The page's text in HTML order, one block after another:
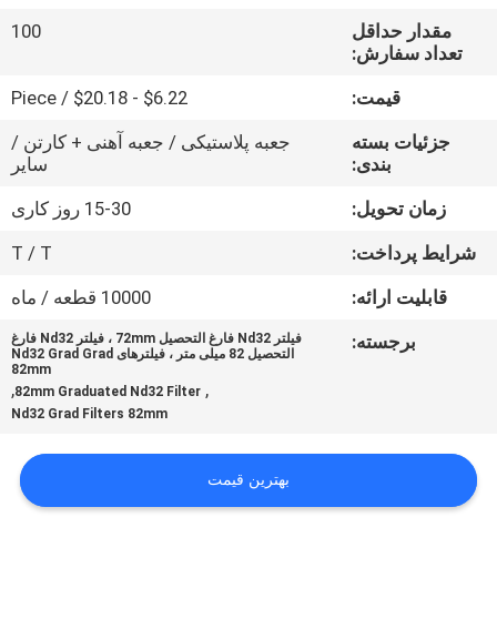
کنترل
نقل
قول
مقدار حداقل
تعداد سفارش:
100
قیمت:
$6.22 - $20.18 / Piece
جزئیات بسته
بندی:
جعبه پلاستیکی / جعبه آهنی + کارتن /
سایر
زمان تحویل:
15-30 روز کاری
شرایط پرداخت:
T / T
قابلیت ارائه:
10000 قطعه / ماه
برجسته:
فیلتر Nd32 فارغ التحصیل 72mm ، فیلتر Nd32 فارغ
التحصیل 82 میلی متر ، فیلترهای Nd32 Grad Grad
82mm
,
82mm Graduated Nd32 Filter
,
Nd32 Grad Filters 82mm
بهترین قیمت